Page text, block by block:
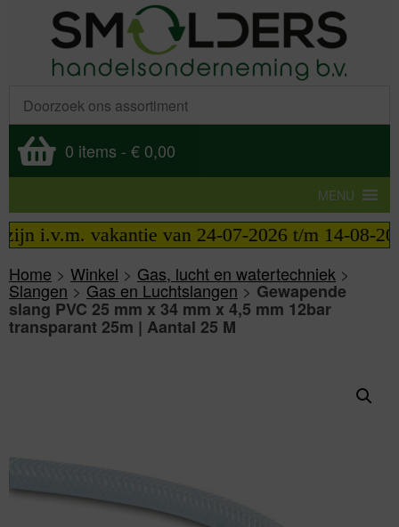
0 items - € 0,00
MENU
vakantie van 24-07-2026 t/m 14-08-2026
Home > Winkel > Gas, lucht en watertechniek >
Slangen>Gas en Luchtslangen>Gewapende
slang PVC 25 mm x 34 mm x 4,5 mm 12bar
transparant 25m | Aantal 25 M